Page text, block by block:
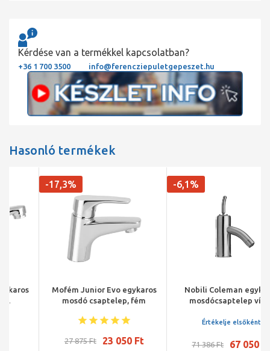
Kérdése van a termékkel kapcsolatban?
+36 1 700 3500 info@ferencziepuletgepeszet.hu
Hasonló termékek
Mofém Junior Evo egykaros
mosdó csaptelep, fém
23 050 Ft
Nobili Coleman egykaros
mosdócsaptelep vízkő
Értékelje elsőként
67 050 Ft